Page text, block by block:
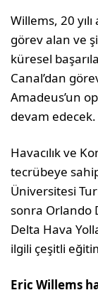
Willems, 20
görev alan ve
küresel
Canal’dan
Amadeus’un
devam edecek.
Havacılık ve
tecrübeye
Üniversitesi
sonra Orlando
Delta Hava
ilgili çeşitli
Eric Willems